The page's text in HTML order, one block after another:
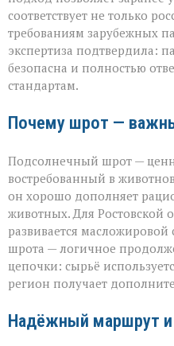
соответствует не только
требованиям зарубежных
экспертиза подтвердила:
безопасна и полностью
стандартам.
Почему шрот —
Подсолнечный шрот —
востребованный в
он хорошо дополняет
животных. Для Ростовской
развивается
шрота — логичное
цепочки: сырьё
регион получает
Надёжный маршрут и